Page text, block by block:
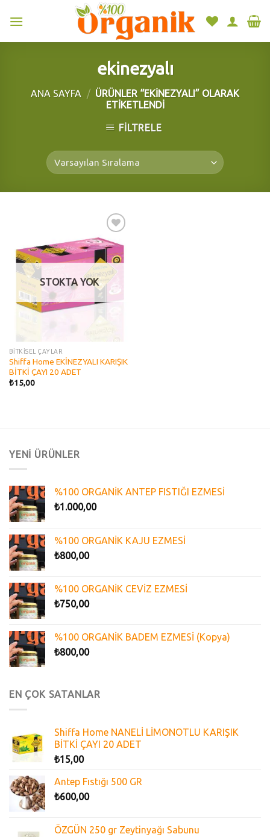
ekinezyalı
ANA SAYFA / ÜRÜNLER “EKINEZYALI” OLARAK
ETIKETLENDI
FILTRELE
Add to
wishlist
STOKTA YOK
BİTKİSEL ÇAYLAR
Shiffa Home EKİNEZYALI KARIŞIK
BİTKİ ÇAYI 20 ADET
₺15,00
YENİ ÜRÜNLER
%100 ORGANİK ANTEP FISTIĞI EZMESİ
₺1.000,00
%100 ORGANİK KAJU EZMESİ
₺800,00
%100 ORGANİK CEVİZ EZMESİ
₺750,00
%100 ORGANİK BADEM EZMESİ (Kopya)
₺800,00
EN ÇOK SATANLAR
Shiffa Home NANELİ LİMONOTLU KARIŞIK
BİTKİ ÇAYI 20 ADET
₺15,00
Antep Fıstığı 500 GR
₺600,00
ÖZGÜN 250 gr Zeytinyağı Sabunu